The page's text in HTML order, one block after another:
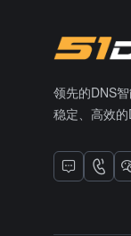
领先的DNS
稳定、高效的